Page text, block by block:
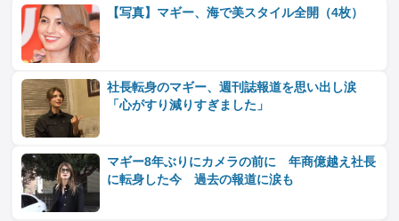
【写真】マギー、海で美スタイル全開（4枚）
社長転身のマギー、週刊誌報道を思い出し涙
「心がすり減りすぎました」
マギー8年ぶりにカメラの前に 年商億越え社長
に転身した今 過去の報道に涙も